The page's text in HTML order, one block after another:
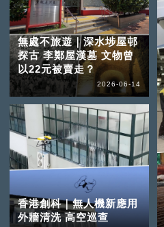
無處不旅遊｜深水埗屋邨
探古 李鄭屋漢墓 文物曾
以22元被賣走？
2026-06-14
香港創科｜無人機新應用
外牆清洗 高空巡查